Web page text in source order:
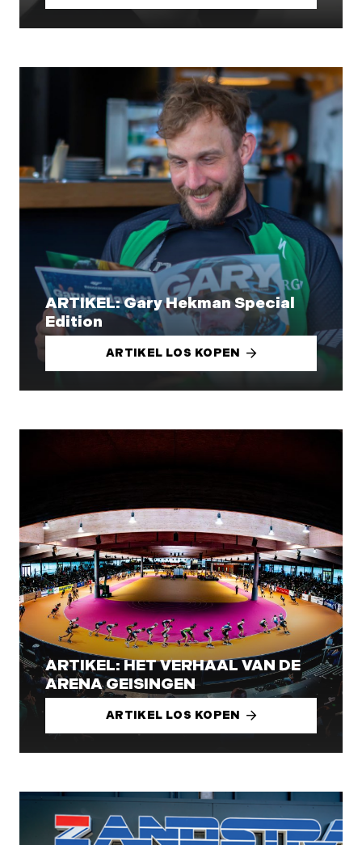
ARTIKEL: Gary Hekman Special
Edition
ARTIKEL LOS KOPEN
ARTIKEL: HET VERHAAL VAN DE
ARENA GEISINGEN
ARTIKEL LOS KOPEN